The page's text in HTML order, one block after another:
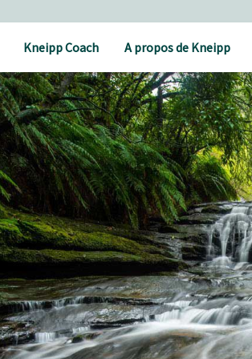
Kneipp Coach A propos de Kneipp